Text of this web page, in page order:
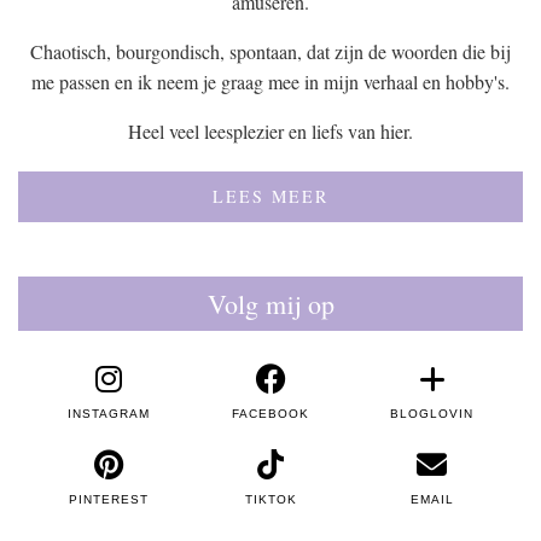
Chaotisch, bourgondisch, spontaan, dat zijn de woorden die bij
me passen en ik neem je graag mee in mijn verhaal en hobby's.
Heel veel leesplezier en liefs van hier.
LEES MEER
Volg mij op
INSTAGRAM FACEBOOK BLOGLOVIN
PINTEREST TIKTOK EMAIL